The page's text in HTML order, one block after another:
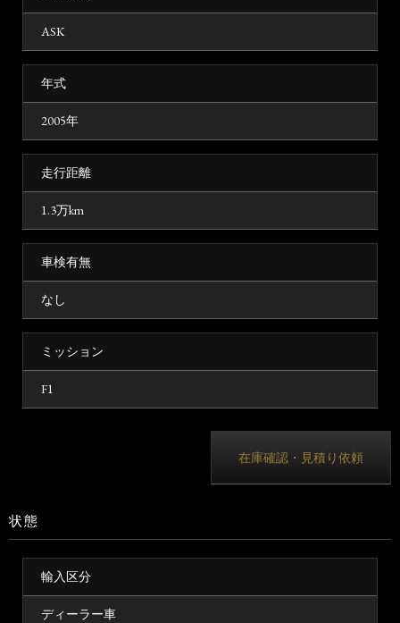
ASK
年式
2005年
走行距離
1.3万km
車検有無
なし
ミッション
F1
在庫確認・見積り依頼
状態
輸入区分
ディーラー車